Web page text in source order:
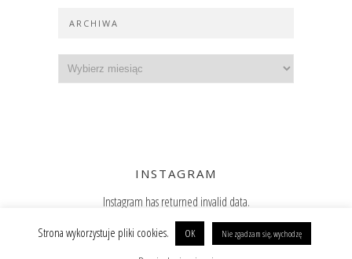
ARCHIWA
INSTAGRAM
Instagram has returned invalid data.
Zajrzyj też na Instagram
Strona wykorzystuje pliki cookies. OK Nie zgadzam się, wychodzę